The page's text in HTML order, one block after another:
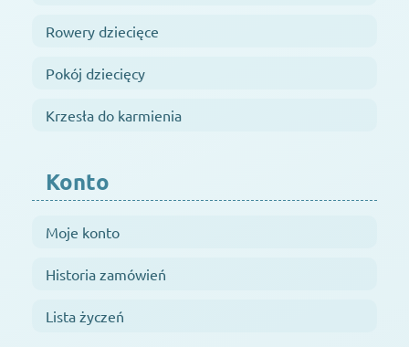
Rowery dziecięce
Pokój dziecięcy
Krzesła do karmienia
Konto
Moje konto
Historia zamówień
Lista życzeń